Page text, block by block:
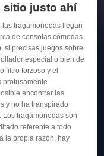
sitio justo ahí
tragamonedas llegan
de consolas cómodas
si precisas juegos sobre
especial o bien de
filtro forzoso y el
profusamente
encontrar las
y no ha transpirado
tragamonedas son
referente a todo
la propia razón, hay